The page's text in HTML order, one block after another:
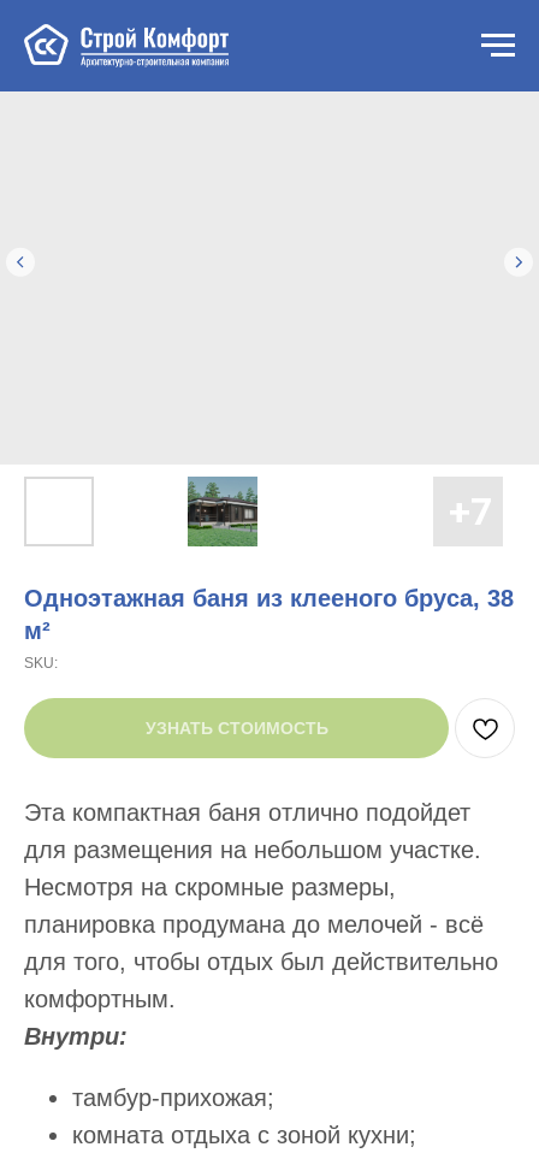
Одноэтажная баня из клееного бруса, 38
м²
SKU:
УЗНАТЬ СТОИМОСТЬ
Эта компактная баня отлично подойдет
для размещения на небольшом участке.
Несмотря на скромные размеры,
планировка продумана до мелочей - всё
для того, чтобы отдых был действительно
комфортным.
Внутри:
тамбур-прихожая;
комната отдыха с зоной кухни;